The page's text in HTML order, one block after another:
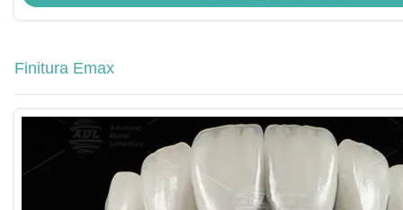
Finitura Emax